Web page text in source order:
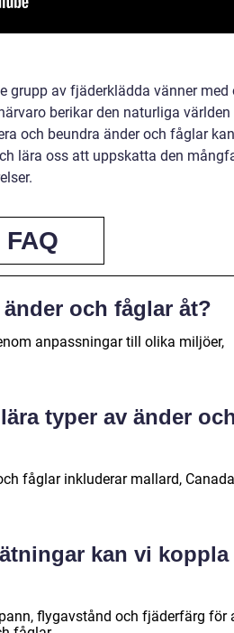
grupp av fjäderklädda vänner med
berikar den naturliga
och beundra änder och fåglar
lära oss att uppskatta den
FAQ
och fåglar åt?
anpassningar till olika miljöer,
typer av änder
fåglar inkluderar mallard, Canada
kan vi
flygavstånd och fjäderfärg för